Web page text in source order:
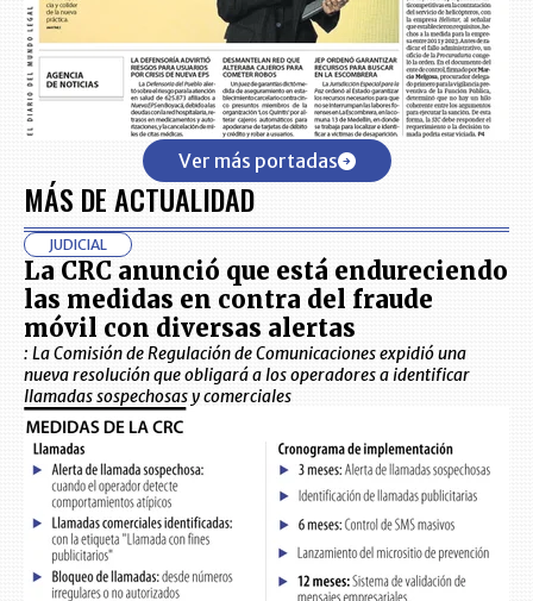
Ver más portadas
MÁS DE ACTUALIDAD
JUDICIAL
La CRC anunció que está endureciendo
las medidas en contra del fraude
móvil con diversas alertas
: La Comisión de Regulación de Comunicaciones expidió una
nueva resolución que obligará a los operadores a identificar
llamadas sospechosas y comerciales